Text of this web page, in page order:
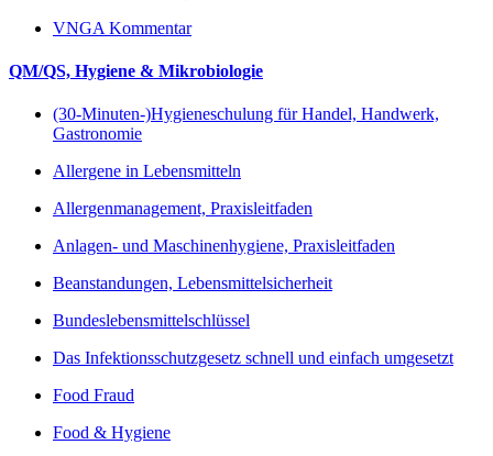
VNGA Kommentar
QM/QS, Hygiene & Mikrobiologie
(30-Minuten-)Hygieneschulung für Handel, Handwerk,
Gastronomie
Allergene in Lebensmitteln
Allergenmanagement, Praxisleitfaden
Anlagen- und Maschinenhygiene, Praxisleitfaden
Beanstandungen, Lebensmittelsicherheit
Bundeslebensmittelschlüssel
Das Infektionsschutzgesetz schnell und einfach umgesetzt
Food Fraud
Food & Hygiene